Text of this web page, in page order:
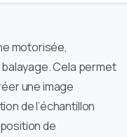
motorisée,
Cela permet
une image
de l’échantillon
de